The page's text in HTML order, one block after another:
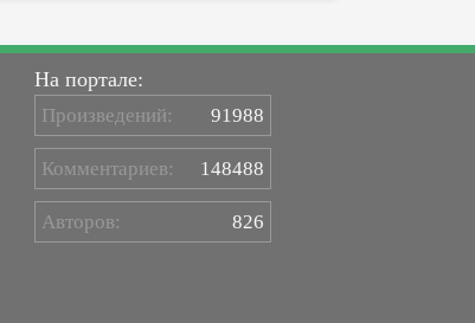
На портале:
Произведений: 91988
Комментариев: 148488
Авторов: 826